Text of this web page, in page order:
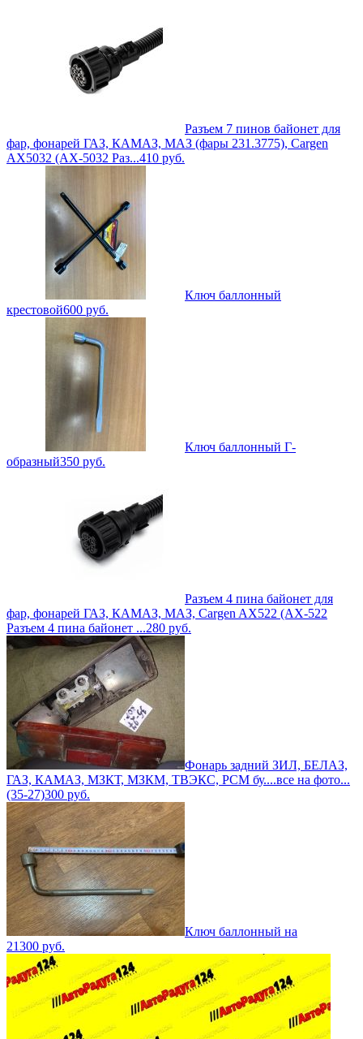
Разъем 7 пинов байонет для
фар, фонарей ГАЗ, КАМАЗ, МАЗ (фары 231.3775), Cargen
AX5032 (AX-5032 Раз...410 руб.
Ключ баллонный
крестовой600 руб.
Ключ баллонный Г-
образный350 руб.
Разъем 4 пина байонет для
фар, фонарей ГАЗ, КАМАЗ, МАЗ, Cargen AX522 (AX-522
Разъем 4 пина байонет ...280 руб.
Фонарь задний ЗИЛ, БЕЛАЗ,
ГАЗ, КАМАЗ, МЗКТ, МЗКМ, ТВЭКС, РСМ бу....все на фото...
(35-27)300 руб.
Ключ баллонный на
21300 руб.